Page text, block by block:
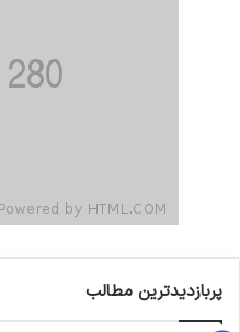
پربازدیدترین مطالب